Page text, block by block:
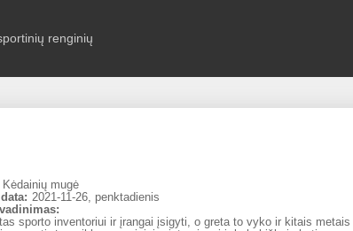
renginių
Kėdainių mugė
2021-11-26, penktadienis
sporto inventoriui ir įrangai įsigyti, o greta to vyko ir kitais metais